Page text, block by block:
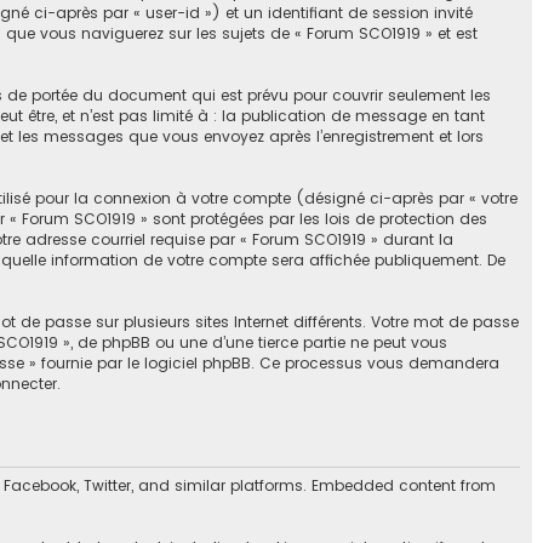
ci-après par « user-id ») et un identifiant de session invité
vous naviguerez sur les sujets de « Forum SCO1919 » et est
portée du document qui est prévu pour couvrir seulement les
être, et n’est pas limité à : la publication de message en tant
les messages que vous envoyez après l’enregistrement et lors
pour la connexion à votre compte (désigné ci-après par « votre
SCO1919 » sont protégées par les lois de protection des
courriel requise par « Forum SCO1919 » durant la
information de votre compte sera affichée publiquement. De
passe sur plusieurs sites Internet différents. Votre mot de passe
», de phpBB ou une d’une tierce partie ne peut vous
» fournie par le logiciel phpBB. Ce processus vous demandera
Twitter, and similar platforms. Embedded content from